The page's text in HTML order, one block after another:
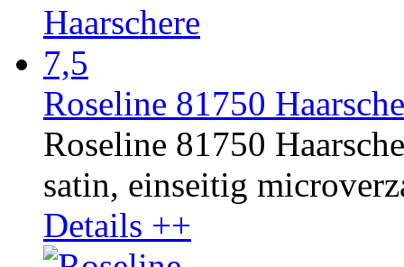
Roseline 81750
Roseline 81750
satin, einseitig
Details ++